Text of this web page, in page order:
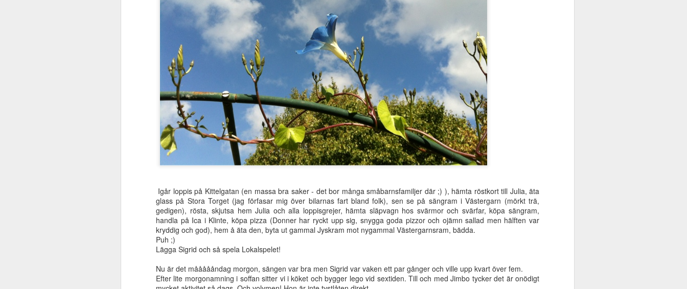
Igår loppis på Kittelgatan (en massa bra saker - det bor många småbarnsfamiljer där ;) ), hämta röstkort till Julia, äta
glass på Stora Torget (jag förfasar mig över bilarnas fart bland folk), sen se på sängram i Västergarn (mörkt trä,
gedigen), rösta, skjutsa hem Julia och alla loppisgrejer, hämta släpvagn hos svärmor och svärfar, köpa sängram,
handla på Ica i Klinte, köpa pizza (Donner har ryckt upp sig, snygga goda pizzor och ojämn sallad men hälften var
kryddig och god), hem å äta den, byta ut gammal Jyskram mot nygammal Västergarnsram, bädda.
Puh ;)
Lägga Sigrid och så spela Lokalspelet!
Nu är det måååååndag morgon, sängen var bra men Sigrid var vaken ett par gånger och ville upp kvart över fem.
Efter lite morgonamning i soffan sitter vi i köket och bygger lego vid sextiden. Till och med Jimbo tycker det är onödigt
Och så är hon pappig också. Och jag är sotis ;) Visst är hon glad och leker mellan varven. Men det är rätt korta varv
ibland!